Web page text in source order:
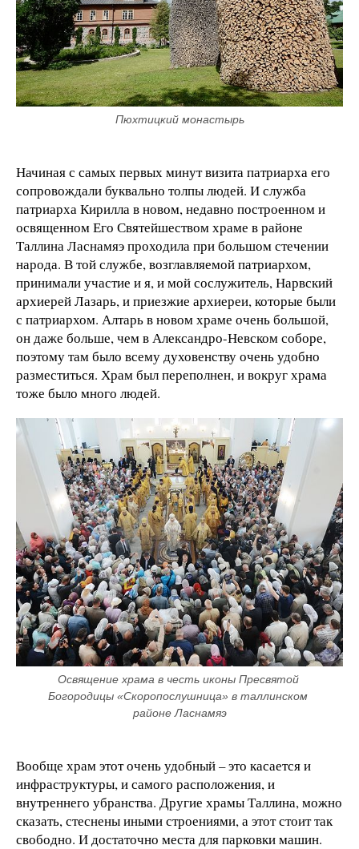
Пюхтицкий монастырь
Начиная с самых первых минут визита патриарха его
сопровождали буквально толпы людей. И служба
патриарха Кирилла в новом, недавно построенном и
освященном Его Святейшеством храме в районе
Таллина Ласнамяэ проходила при большом стечении
народа. В той службе, возглавляемой патриархом,
принимали участие и я, и мой сослужитель, Нарвский
архиерей Лазарь, и приезжие архиереи, которые были
с патриархом. Алтарь в новом храме очень большой,
он даже больше, чем в Александро-Невском соборе,
поэтому там было всему духовенству очень удобно
разместиться. Храм был переполнен, и вокруг храма
тоже было много людей.
Освящение храма в честь иконы Пресвятой
Богородицы «Скоропослушница» в таллинском
районе Ласнамяэ
Вообще храм этот очень удобный – это касается и
инфраструктуры, и самого расположения, и
внутреннего убранства. Другие храмы Таллина, можно
сказать, стеснены иными строениями, а этот стоит так
свободно. И достаточно места для парковки машин.